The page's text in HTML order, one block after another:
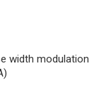
width modulation